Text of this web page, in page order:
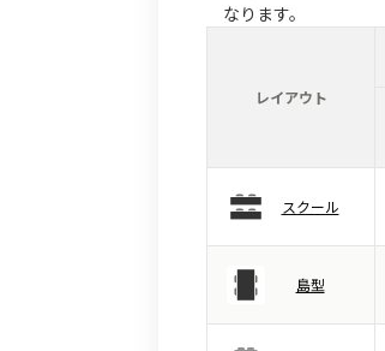
なります。
レイアウト
スクール
島型